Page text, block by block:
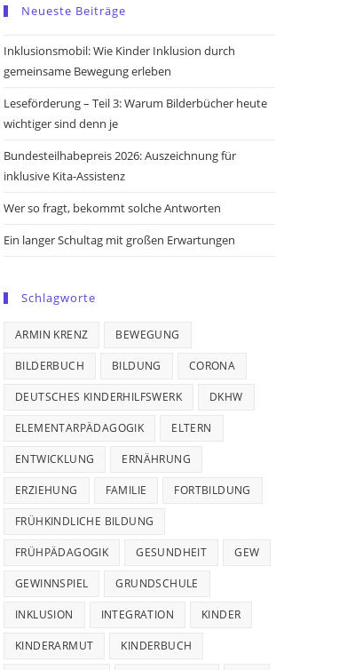
a
new
tab
new
tab
a
new
tab
new
tab
Neueste Beiträge
Inklusionsmobil: Wie Kinder Inklusion durch
gemeinsame Bewegung erleben
Leseförderung – Teil 3: Warum Bilderbücher heute
wichtiger sind denn je
Bundesteilhabepreis 2026: Auszeichnung für
inklusive Kita-Assistenz
Wer so fragt, bekommt solche Antworten
Ein langer Schultag mit großen Erwartungen
Schlagworte
ARMIN KRENZ BEWEGUNG
BILDERBUCH BILDUNG CORONA
DEUTSCHES KINDERHILFSWERK DKHW
ELEMENTARPÄDAGOGIK ELTERN
ENTWICKLUNG ERNÄHRUNG
ERZIEHUNG FAMILIE FORTBILDUNG
FRÜHKINDLICHE BILDUNG
FRÜHPÄDAGOGIK GESUNDHEIT GEW
GEWINNSPIEL GRUNDSCHULE
INKLUSION INTEGRATION KINDER
KINDERARMUT KINDERBUCH